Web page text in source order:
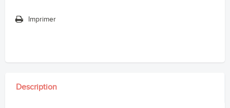
Imprimer
Description